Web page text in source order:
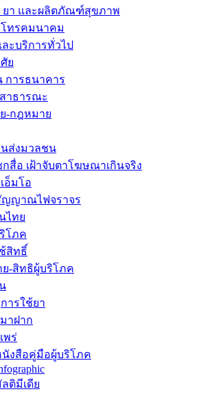
ยา และผลิตภัณฑ์สุขภาพ
ทรคมนาคม
ะบริการทั่วไป
ย
การธนาคาร
าธารณะ
-กฎหมาย
ส่งมวลชน
สื่อ เฝ้าจับตาโฆษณาเกินจริง
อ็มโอ
ญญาณไฟจราจร
ไทย
โภค
สิทธิ์
-สิทธิผู้บริโภค
ารใช้ยา
าฝาก
พร่
งสือคู่มือผู้บริโภค
ติมีเดีย